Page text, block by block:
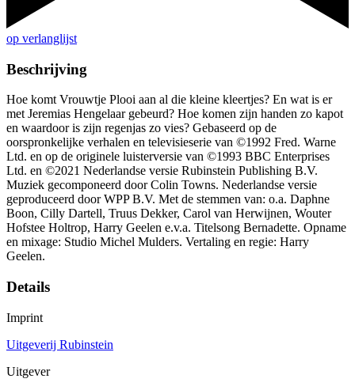
op verlanglijst
Beschrijving
Hoe komt Vrouwtje Plooi aan al die kleine kleertjes? En wat is er
met Jeremias Hengelaar gebeurd? Hoe komen zijn handen zo kapot
en waardoor is zijn regenjas zo vies? Gebaseerd op de
oorspronkelijke verhalen en televisieserie van ©1992 Fred. Warne
Ltd. en op de originele luisterversie van ©1993 BBC Enterprises
Ltd. en ©2021 Nederlandse versie Rubinstein Publishing B.V.
Muziek gecomponeerd door Colin Towns. Nederlandse versie
geproduceerd door WPP B.V. Met de stemmen van: o.a. Daphne
Boon, Cilly Dartell, Truus Dekker, Carol van Herwijnen, Wouter
Hofstee Holtrop, Harry Geelen e.v.a. Titelsong Bernadette. Opname
en mixage: Studio Michel Mulders. Vertaling en regie: Harry
Geelen.
Details
Imprint
Uitgeverij Rubinstein
Uitgever